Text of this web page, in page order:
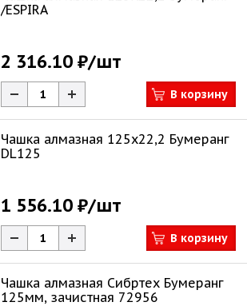
/ESPIRA
2 316.10 ₽/шт
В корзину
Чашка алмазная 125х22,2 Бумеранг
DL125
1 556.10 ₽/шт
В корзину
Чашка алмазная Сибртех Бумеранг
125мм, зачистная 72956